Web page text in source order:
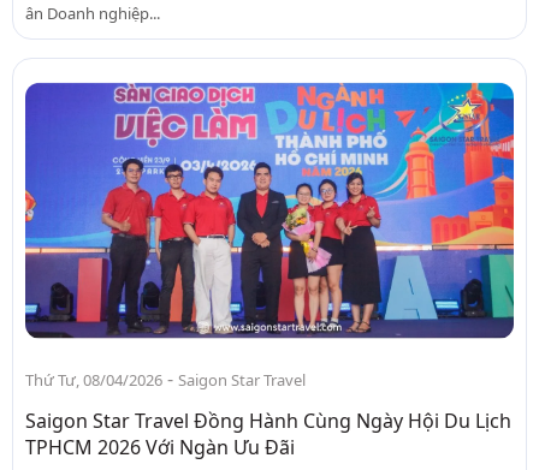
ân Doanh nghiệp...
Thứ Tư, 08/04/2026 - Saigon Star Travel
Saigon Star Travel Đồng Hành Cùng Ngày Hội Du Lịch
TPHCM 2026 Với Ngàn Ưu Đãi